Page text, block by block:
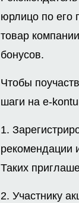
юрлицо по его
товар
бонусов.
Чтобы
шаги на e-
1.
рекомендации
Таких
2. Участнику